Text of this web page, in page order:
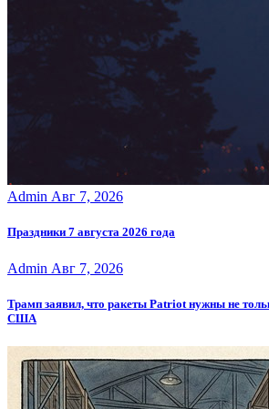
Admin Авг 7, 2026
Праздники 7 августа 2026 года
Admin Авг 7, 2026
Трамп заявил, что ракеты Patriot нужны не
США